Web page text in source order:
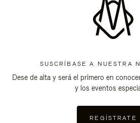
SUSCRÍBASE A NUESTRA
Dese de alta y será el primero en
y los eventos
REGÍSTRATE